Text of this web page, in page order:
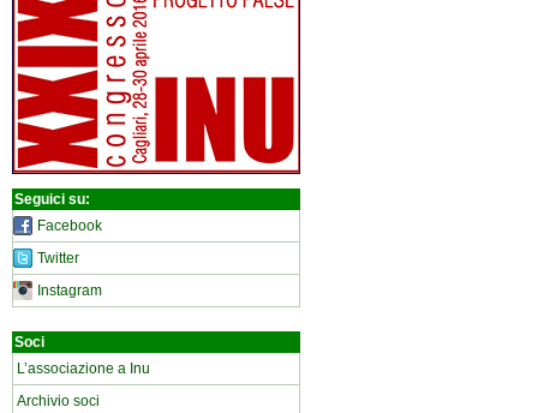
Seguici su:
Facebook
Twitter
Instagram
Soci
L’associazione a Inu
Archivio soci